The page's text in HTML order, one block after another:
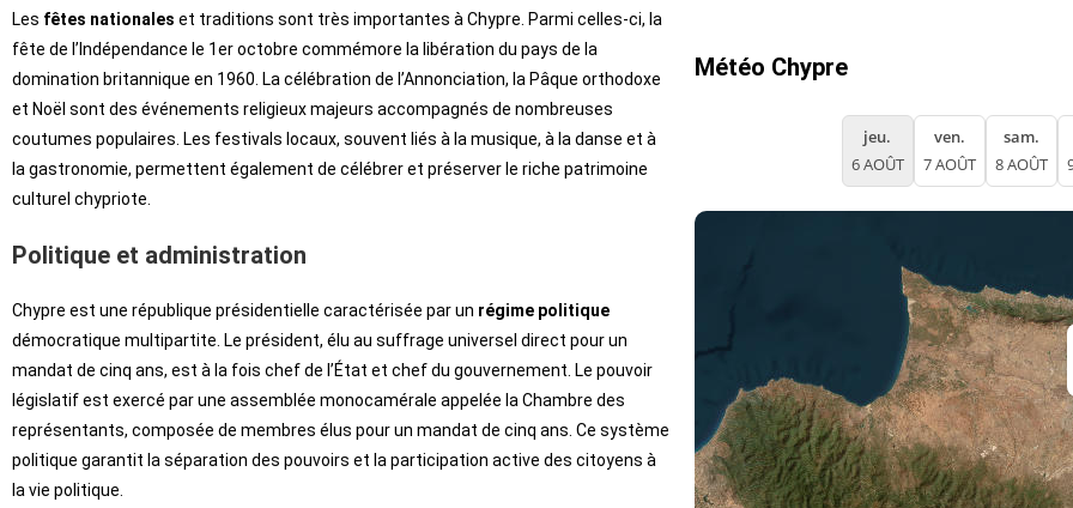
Les fêtes nationales et traditions sont très importantes à Chypre. Parmi celles-ci, la
fête de l’Indépendance le 1er octobre commémore la libération du pays de la
domination britannique en 1960. La célébration de l’Annonciation, la Pâque orthodoxe
et Noël sont des événements religieux majeurs accompagnés de nombreuses
coutumes populaires. Les festivals locaux, souvent liés à la musique, à la danse et à
la gastronomie, permettent également de célébrer et préserver le riche patrimoine
culturel chypriote.
Politique et administration
Chypre est une république présidentielle caractérisée par un régime politique
démocratique multipartite. Le président, élu au suffrage universel direct pour un
mandat de cinq ans, est à la fois chef de l’État et chef du gouvernement. Le pouvoir
législatif est exercé par une assemblée monocamérale appelée la Chambre des
représentants, composée de membres élus pour un mandat de cinq ans. Ce système
politique garantit la séparation des pouvoirs et la participation active des citoyens à
la vie politique.
Météo Chypre
jeu.
6 AOÛT
ven.
7 AOÛT
sam.
8 AOÛT